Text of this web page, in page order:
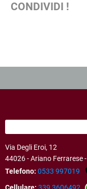
CONDIVIDI !
Via Degli Eroi, 12
44026 - Ariano Ferrarese
Telefono: 0533 997019